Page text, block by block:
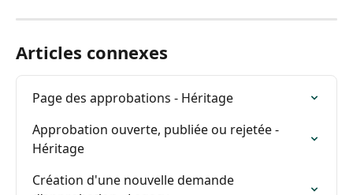
Articles connexes
Page des approbations - Héritage
Approbation ouverte, publiée ou rejetée -
Héritage
Création d'une nouvelle demande